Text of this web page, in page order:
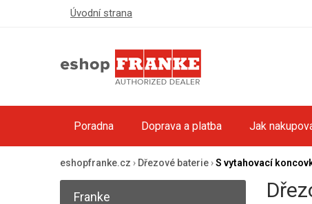
Úvodní strana
Poradna Doprava a platba Jak
eshopfranke.cz › Dřezové baterie›S vytahovací
Franke